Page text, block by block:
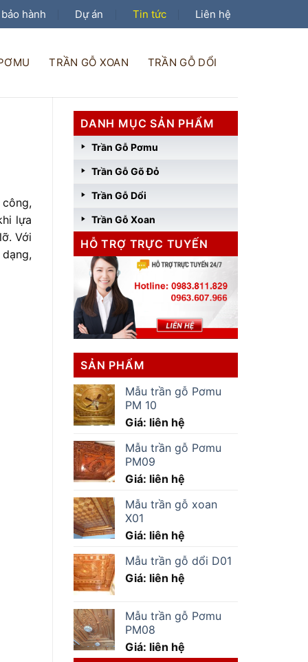
hành Dự án Tin tức Liên hệ
TRẦN GỖ XOAN TRẦN GỖ DỔI
công,
lựa
Với
DANH MỤC SẢN PHẨM
Trần Gỗ Pơmu
Trần Gỗ Gõ Đỏ
Trần Gỗ Dổi
Trần Gỗ Xoan
HỖ TRỢ TRỰC TUYẾN
SẢN PHẨM
Mẫu trần gỗ Pơmu
PM 10
Giá: liên hệ
Mẫu trần gỗ Pơmu
PM09
Giá: liên hệ
Mẫu trần gỗ xoan
X01
Giá: liên hệ
Mẫu trần gỗ dổi D01
Giá: liên hệ
Mẫu trần gỗ Pơmu
PM08
Giá: liên hệ